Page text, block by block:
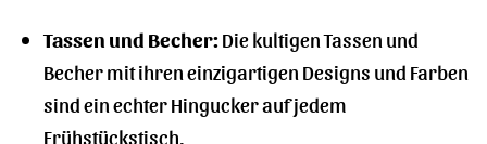
Tassen und Becher:Die kultigen Tassen und
Becher mit ihren einzigartigen Designs und Farben
sind ein echter Hingucker auf jedem
Frühstückstisch.